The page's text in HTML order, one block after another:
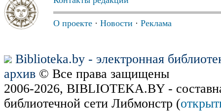
О проекте · Новости · Реклама
Biblioteka.by - электронная
архив © Все права защищены
2006-2026, BIBLIOTEKA.BY -
библиотечной сети Либмонстр (